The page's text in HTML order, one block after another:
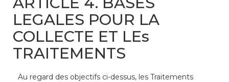
LEGALES POUR LA
COLLECTE ET LEs
TRAITEMENTS
Au regard des objectifs ci-dessus, les Traitements